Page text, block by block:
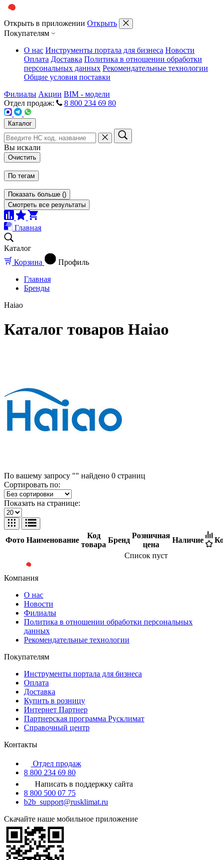
Открыть в приложении Открыть
Покупателям
О нас Инструменты портала для бизнеса Новости
Оплата Доставка Политика в отношении обработки
персональных данных Рекомендательные технологии
Общие условия поставки
Филиалы Акции BIM - модели
Отдел продаж:
8 800 234 69 80
Каталог
Вы искали
Очистить
По тегам
Показать больше ()
Смотреть все результаты
Главная
Каталог
Корзина
Профиль
Главная
Бренды
Haiao
Каталог товаров Haiao
По вашему запросу "" найдено 0 страниц
Сортировать по:
Показать на странице:
Фото Наименование
Код
товара
Бренд
Розничная
цена
Наличие
Список пуст
Компания
О нас
Новости
Филиалы
Политика в отношении обработки персональных
данных
Рекомендательные технологии
Покупателям
Инструменты портала для бизнеса
Оплата
Доставка
Купить в розницу
Интернет Партнер
Партнерская программа Русклимат
Справочный центр
Контакты
Отдел продаж
8 800 234 69 80
Написать в поддержку сайта
8 800 500 07 75
b2b_support@rusklimat.ru
Скачайте наше мобильное приложение